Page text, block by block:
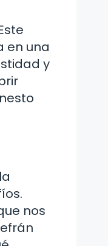
en una
y
nos